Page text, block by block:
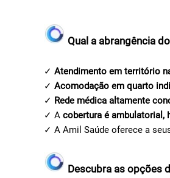
Qual a abrangência
✓Atendimento em território
✓Acomodação em quarto
✓ Rede médica altamente
✓ Acobertura é ambulatorial,
✓ A Amil Saúde oferece a
Descubra as opções